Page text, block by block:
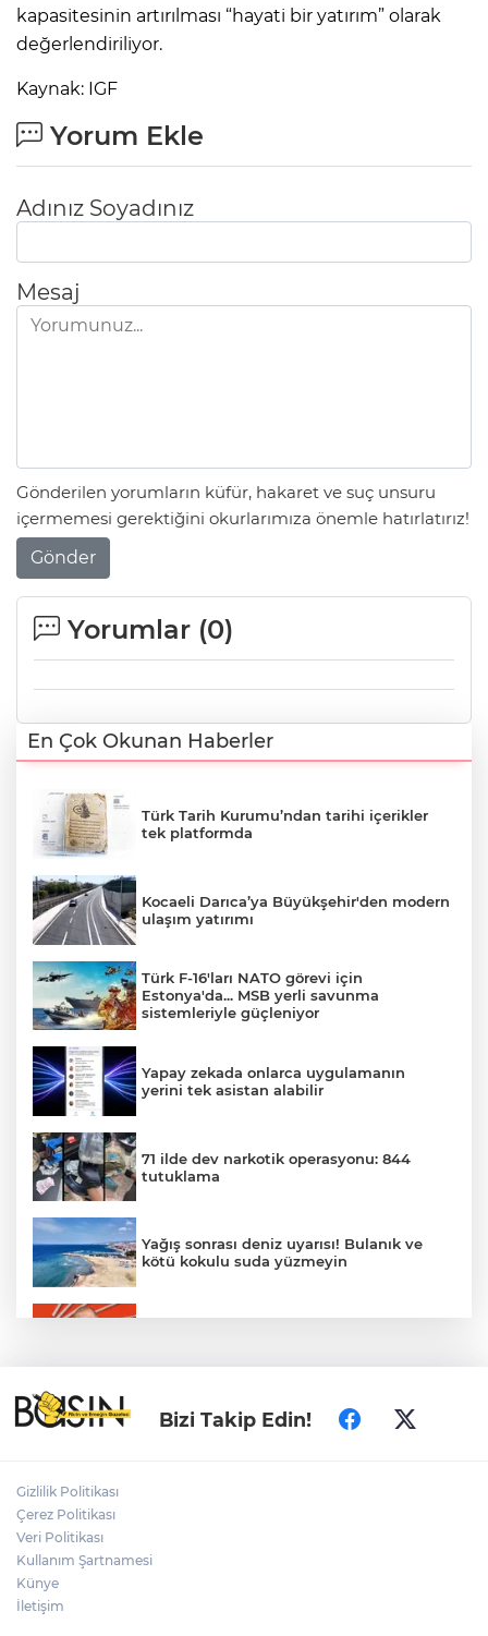
kapasitesinin artırılması “hayati bir yatırım” olarak
değerlendiriliyor.
Kaynak: IGF
Yorum Ekle
Adınız Soyadınız
Mesaj
Gönderilen yorumların küfür, hakaret ve suç unsuru
içermemesi gerektiğini okurlarımıza önemle hatırlatırız!
Gönder
Yorumlar (0)
En Çok Okunan Haberler
Türk Tarih Kurumu’ndan tarihi içerikler
tek platformda
Kocaeli Darıca’ya Büyükşehir'den modern
ulaşım yatırımı
Türk F-16'ları NATO görevi için
Estonya'da... MSB yerli savunma
sistemleriyle güçleniyor
Yapay zekada onlarca uygulamanın
yerini tek asistan alabilir
71 ilde dev narkotik operasyonu: 844
tutuklama
Yağış sonrası deniz uyarısı! Bulanık ve
kötü kokulu suda yüzmeyin
Türkiye ile Vietnam arasında 'hava'da
yeni dönem... Sefer kapasitesi artırıldı
Bizi Takip Edin!
Gizlilik Politikası
Çerez Politikası
Veri Politikası
Kullanım Şartnamesi
Künye
İletişim